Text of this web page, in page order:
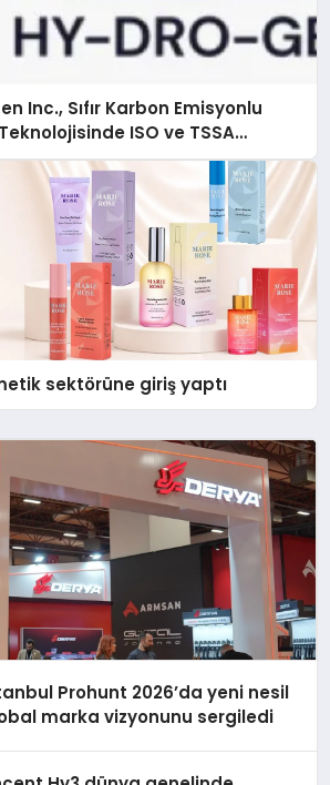
Inc., Sıfır Karbon Emisyonlu
ISO ve TSSA
Aldı
sektörüne giriş yaptı
Prohunt 2026’da yeni nesil
marka vizyonunu sergiledi